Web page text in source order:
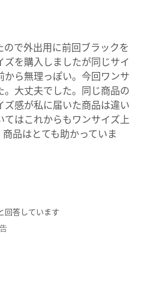
ので外出用に前回ブラックを
を購入しましたが同じサイ
から無理っぽい。今回ワンサ
。大丈夫でした。同じ商品の
ズ感が私に届いた商品は違い
てはこれからもワンサイズ上
品はとても助かっていま
回答しています